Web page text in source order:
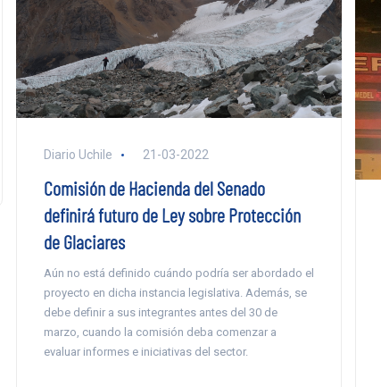
Diario Uchile 21-03-2022
Comisión de Hacienda del Senado
definirá futuro de Ley sobre Protección
de Glaciares
Aún no está definido cuándo podría ser abordado el
proyecto en dicha instancia legislativa. Además, se
debe definir a sus integrantes antes del 30 de
marzo, cuando la comisión deba comenzar a
evaluar informes e iniciativas del sector.